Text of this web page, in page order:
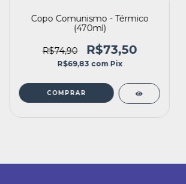
Copo Comunismo - Térmico
(470ml)
R$74,90 R$73,50
R$69,83 com Pix